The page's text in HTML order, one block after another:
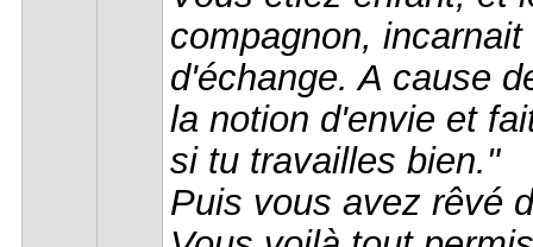
compagnon,
d'échange. A cause
la notion d'envie et
si tu travailles bien."
Puis vous avez rêvé